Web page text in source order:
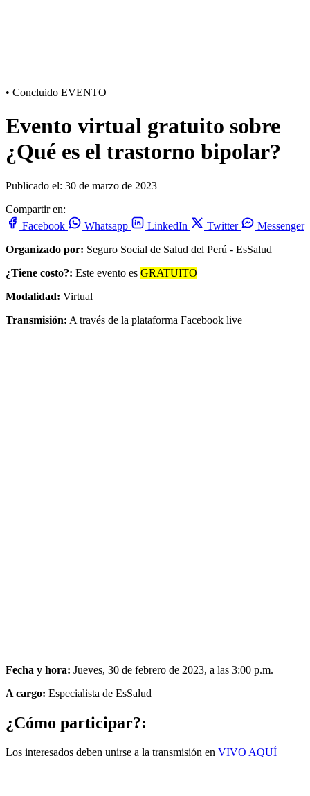
• Concluido EVENTO
Evento virtual gratuito sobre
¿Qué es el trastorno bipolar?
Publicado el: 30 de marzo de 2023
Compartir en:
Facebook
Whatsapp LinkedIn Twitter
Messenger
Organizado por: Seguro Social de Salud del Perú - EsSalud
¿Tiene costo?: Este evento es GRATUITO
Modalidad: Virtual
Transmisión: A través de la plataforma Facebook live
Fecha y hora: Jueves, 30 de febrero de 2023, a las 3:00 p.m.
A cargo: Especialista de EsSalud
¿Cómo participar?:
Los interesados deben unirse a la transmisión en VIVO AQUÍ